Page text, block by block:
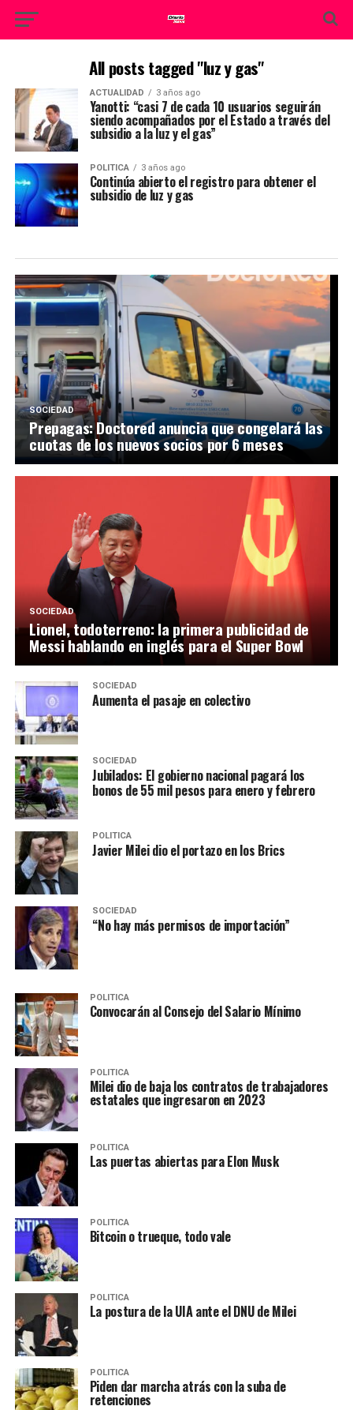
All posts tagged "luz y gas"
ACTUALIDAD 3 años ago
Yanotti: “casi 7 de cada 10 usuarios seguirán
siendo acompañados por el Estado a través del
subsidio a la luz y el gas”
POLITICA 3 años ago
Continúa abierto el registro para obtener el
subsidio de luz y gas
SOCIEDAD
Prepagas: Doctored anuncia que congelará las
cuotas de los nuevos socios por 6 meses
SOCIEDAD
Lionel, todoterreno: la primera publicidad de
Messi hablando en inglés para el Super Bowl
SOCIEDAD
Aumenta el pasaje en colectivo
SOCIEDAD
Jubilados: El gobierno nacional pagará los
bonos de 55 mil pesos para enero y febrero
POLITICA
Javier Milei dio el portazo en los Brics
SOCIEDAD
“No hay más permisos de importación”
POLITICA
Convocarán al Consejo del Salario Mínimo
POLITICA
Milei dio de baja los contratos de trabajadores
estatales que ingresaron en 2023
POLITICA
Las puertas abiertas para Elon Musk
POLITICA
Bitcoin o trueque, todo vale
POLITICA
La postura de la UIA ante el DNU de Milei
POLITICA
Piden dar marcha atrás con la suba de
retenciones